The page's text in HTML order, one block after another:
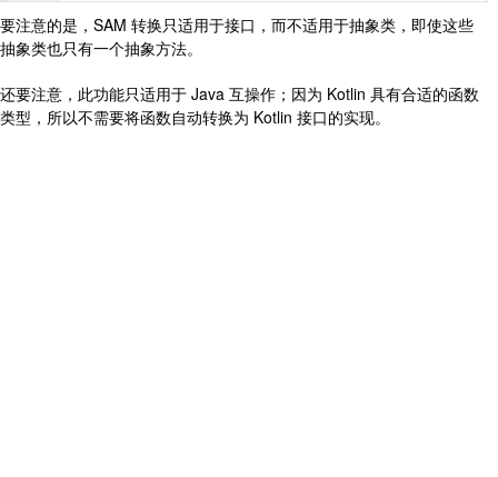
要注意的是，SAM 转换只适用于接口，而不适用于抽象类，即使这些
抽象类也只有一个抽象方法。
还要注意，此功能只适用于 Java 互操作；因为 Kotlin 具有合适的函数
类型，所以不需要将函数自动转换为 Kotlin 接口的实现。